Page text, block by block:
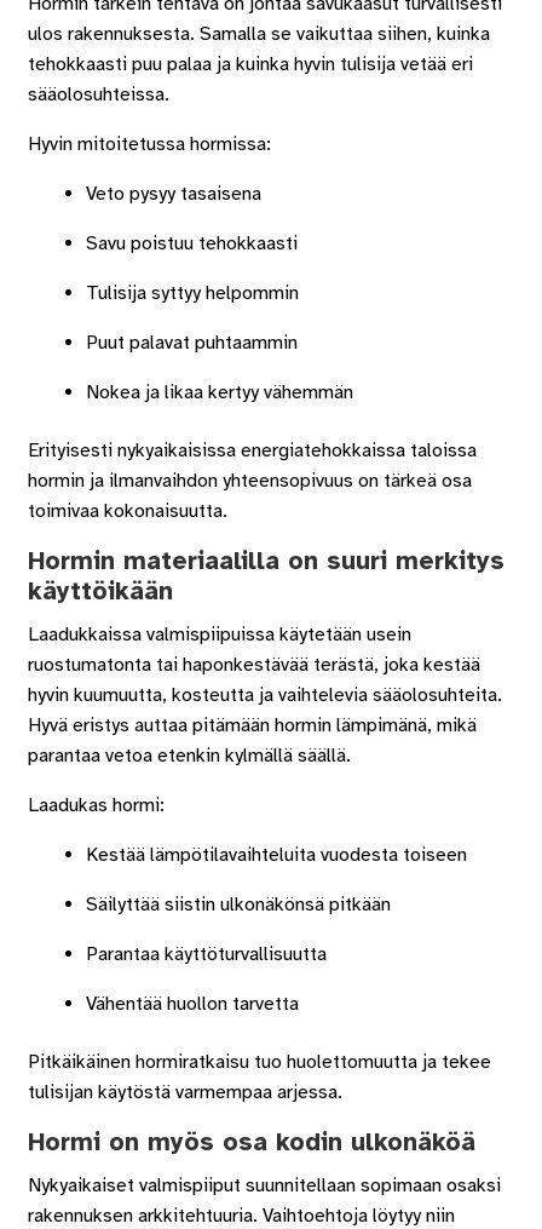
ulos rakennuksesta. Samalla se vaikuttaa siihen, kuinka
tehokkaasti puu palaa ja kuinka hyvin tulisija vetää eri
sääolosuhteissa.
Hyvin mitoitetussa hormissa:
Veto pysyy tasaisena
Savu poistuu tehokkaasti
Tulisija syttyy helpommin
Puut palavat puhtaammin
Nokea ja likaa kertyy vähemmän
Erityisesti nykyaikaisissa energiatehokkaissa taloissa
hormin ja ilmanvaihdon yhteensopivuus on tärkeä osa
toimivaa kokonaisuutta.
Hormin materiaalilla on suuri merkitys
käyttöikään
Laadukkaissa valmispiipuissa käytetään usein
ruostumatonta tai haponkestävää terästä, joka kestää
hyvin kuumuutta, kosteutta ja vaihtelevia sääolosuhteita.
Hyvä eristys auttaa pitämään hormin lämpimänä, mikä
parantaa vetoa etenkin kylmällä säällä.
Laadukas hormi:
Kestää lämpötilavaihteluita vuodesta toiseen
Säilyttää siistin ulkonäkönsä pitkään
Parantaa käyttöturvallisuutta
Vähentää huollon tarvetta
Pitkäikäinen hormiratkaisu tuo huolettomuutta ja tekee
tulisijan käytöstä varmempaa arjessa.
Hormi on myös osa kodin ulkonäköä
Nykyaikaiset valmispiiput suunnitellaan sopimaan osaksi
rakennuksen arkkitehtuuria. Vaihtoehtoja löytyy niin